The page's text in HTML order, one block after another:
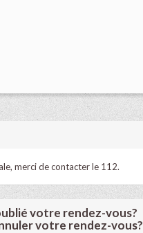
merci de contacter le 112.
votre rendez-vous?
votre rendez-vous?